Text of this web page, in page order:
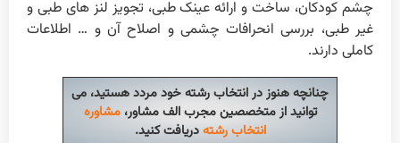
چشم کودکان، ساخت و ارائه عینک طبی، تجویز لنز های طبی و
غیر طبی، بررسی انحرافات چشمی و اصلاح آن و … اطلاعات
کاملی دارند.
چنانچه هنوز در انتخاب رشته خود مردد هستید، می
توانید از متخصصین مجرب الف مشاور،مشاوره
انتخاب رشتهدریافت کنید.